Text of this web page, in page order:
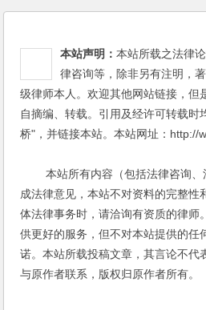
本站声明：本站所载之法律
律咨询等，除非另有注明，
级律师本人。欢迎其他网站链接，但
自摘编、转载。引用及经许可转载时
桥"，并链接本站。本站网址：http://
本站所有内容（包括法律咨询、
成法律意见，本站不对资料的完整性
体法律事务时，请洽询有资质的律师
供更好的服务，但不对本站提供的任
诺。本站所载投稿文章，其言论不代
与原作者联系，版权归原作者所有。